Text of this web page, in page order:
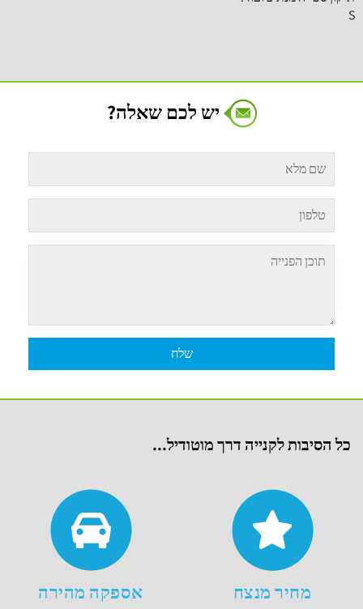
S
יש לכם שאלה?
כל הסיבות לקנייה דרך מוטודיל...
מחיר מנצח אספקה מהירה